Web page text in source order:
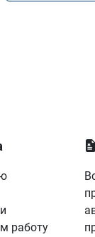
работу